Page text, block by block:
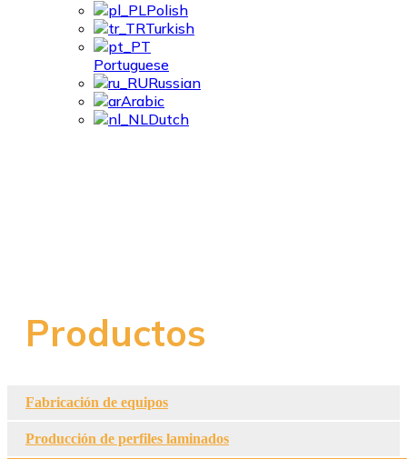
Polish
Turkish
Portuguese
Russian
Arabic
Dutch
Productos
Fabricación de equipos
Línea de corte niveladora
Producción de perfiles laminados